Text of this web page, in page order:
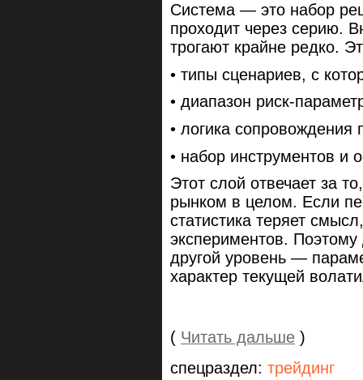
Система — это набор
проходит через серию.
трогают крайне редко.
• типы сценариев, с
• диапазон риск-
• логика сопровождения
• набор инструментов и
Этот слой отвечает за
рынком в целом. Если
статистика теряет
экспериментов.
другой уровень —
характер текущей
( Читать дальше )
спецраздел: трейдинг